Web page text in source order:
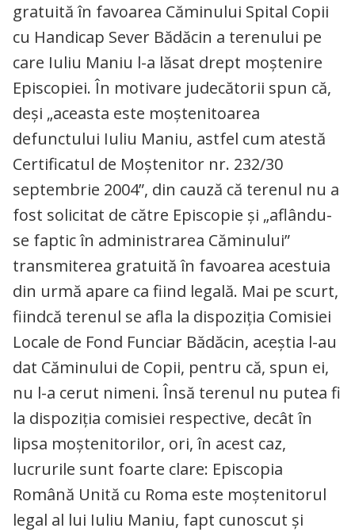
gratuită în favoarea Căminului Spital Copii
cu Handicap Sever Bădăcin a terenului pe
care Iuliu Maniu l-a lăsat drept moştenire
Episcopiei. În motivare judecătorii spun că,
deşi „aceasta este moştenitoarea
defunctului Iuliu Maniu, astfel cum atestă
Certificatul de Moştenitor nr. 232/30
septembrie 2004”, din cauză că terenul nu a
fost solicitat de către Episcopie şi „aflându-
se faptic în administrarea Căminului”
transmiterea gratuită în favoarea acestuia
din urmă apare ca fiind legală. Mai pe scurt,
fiindcă terenul se afla la dispoziţia Comisiei
Locale de Fond Funciar Bădăcin, aceştia l-au
dat Căminului de Copii, pentru că, spun ei,
nu l-a cerut nimeni. Însă terenul nu putea fi
la dispoziţia comisiei respective, decât în
lipsa moştenitorilor, ori, în acest caz,
lucrurile sunt foarte clare: Episcopia
Română Unită cu Roma este moştenitorul
legal al lui Iuliu Maniu, fapt cunoscut şi